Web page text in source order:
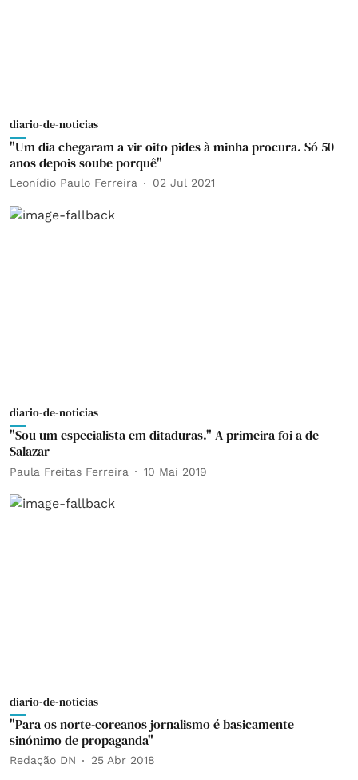
diario-de-noticias
"Um dia chegaram a vir oito pides à minha procura. Só 50
anos depois soube porquê"
Leonídio Paulo Ferreira 02 Jul 2021
diario-de-noticias
"Sou um especialista em ditaduras." A primeira foi a de
Salazar
Paula Freitas Ferreira 10 Mai 2019
diario-de-noticias
"Para os norte-coreanos jornalismo é basicamente
sinónimo de propaganda"
Redação DN 25 Abr 2018